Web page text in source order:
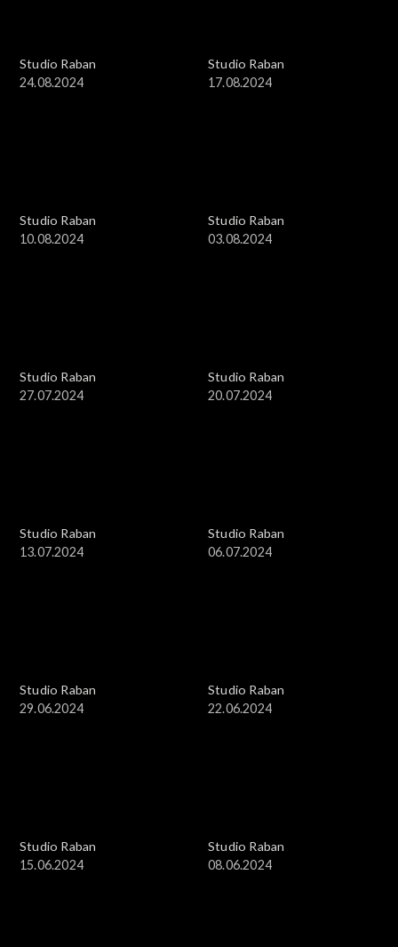
Studio Raban
24.08.2024
Studio Raban
17.08.2024
Studio Raban
10.08.2024
Studio Raban
03.08.2024
Studio Raban
27.07.2024
Studio Raban
20.07.2024
Studio Raban
13.07.2024
Studio Raban
06.07.2024
Studio Raban
29.06.2024
Studio Raban
22.06.2024
Studio Raban
15.06.2024
Studio Raban
08.06.2024